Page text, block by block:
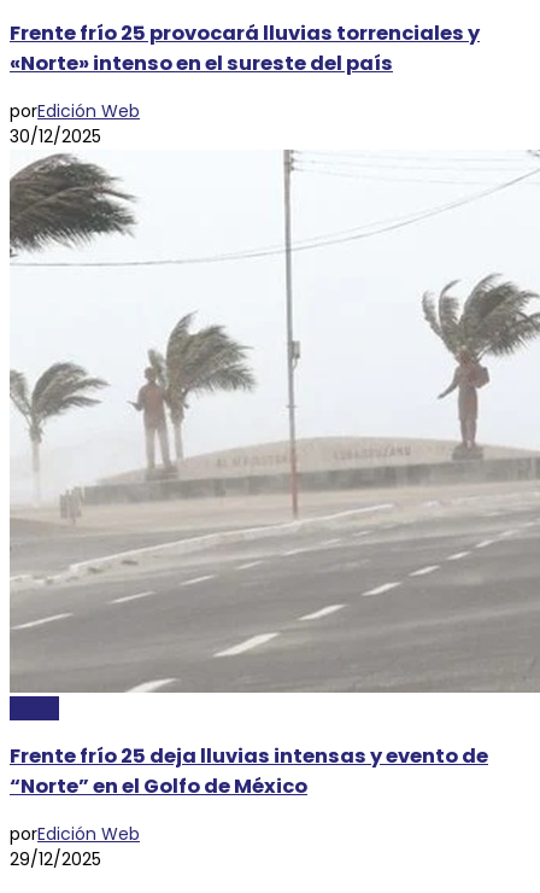
Frente frío 25 provocará lluvias torrenciales y
«Norte» intenso en el sureste del país
porEdición Web
30/12/2025
Frente frío 25 deja lluvias intensas y evento de
“Norte” en el Golfo de México
porEdición Web
29/12/2025